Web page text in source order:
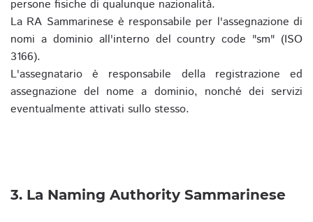
persone fisiche di qualunque nazionalità.
La RA Sammarinese è responsabile per l'assegnazione di
nomi a dominio all'interno del country code "sm" (ISO
3166).
L'assegnatario è responsabile della registrazione ed
assegnazione del nome a dominio, nonché dei servizi
eventualmente attivati sullo stesso.
3. La Naming Authority Sammarinese